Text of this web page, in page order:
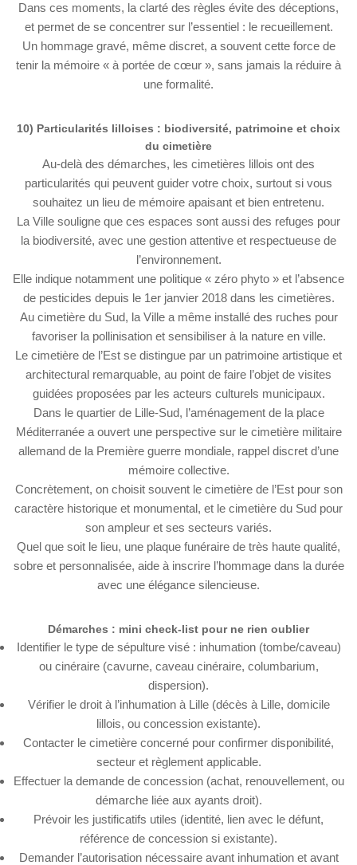
Dans ces moments, la clarté des règles évite des déceptions,
et permet de se concentrer sur l’essentiel : le recueillement.
Un hommage gravé, même discret, a souvent cette force de
tenir la mémoire « à portée de cœur », sans jamais la réduire à
une formalité.
10) Particularités lilloises : biodiversité, patrimoine et choix
du cimetière
Au-delà des démarches, les cimetières lillois ont des
particularités qui peuvent guider votre choix, surtout si vous
souhaitez un lieu de mémoire apaisant et bien entretenu.
La Ville souligne que ces espaces sont aussi des refuges pour
la biodiversité, avec une gestion attentive et respectueuse de
l’environnement.
Elle indique notamment une politique « zéro phyto » et l’absence
de pesticides depuis le 1er janvier 2018 dans les cimetières.
Au cimetière du Sud, la Ville a même installé des ruches pour
favoriser la pollinisation et sensibiliser à la nature en ville.
Le cimetière de l’Est se distingue par un patrimoine artistique et
architectural remarquable, au point de faire l’objet de visites
guidées proposées par les acteurs culturels municipaux.
Dans le quartier de Lille-Sud, l’aménagement de la place
Méditerranée a ouvert une perspective sur le cimetière militaire
allemand de la Première guerre mondiale, rappel discret d’une
mémoire collective.
Concrètement, on choisit souvent le cimetière de l’Est pour son
caractère historique et monumental, et le cimetière du Sud pour
son ampleur et ses secteurs variés.
Quel que soit le lieu, une plaque funéraire de très haute qualité,
sobre et personnalisée, aide à inscrire l’hommage dans la durée
avec une élégance silencieuse.
Démarches : mini check-list pour ne rien oublier
Identifier le type de sépulture visé : inhumation (tombe/caveau)
ou cinéraire (cavurne, caveau cinéraire, columbarium,
dispersion).
Vérifier le droit à l’inhumation à Lille (décès à Lille, domicile
lillois, ou concession existante).
Contacter le cimetière concerné pour confirmer disponibilité,
secteur et règlement applicable.
Effectuer la demande de concession (achat, renouvellement, ou
démarche liée aux ayants droit).
Prévoir les justificatifs utiles (identité, lien avec le défunt,
référence de concession si existante).
Demander l’autorisation nécessaire avant inhumation et avant